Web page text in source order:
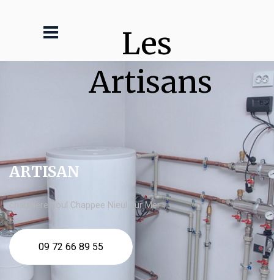
Les
Artisans
ARTISAN
chaudière fioul Chappee Nieul sur Mer
09 72 66 89 55